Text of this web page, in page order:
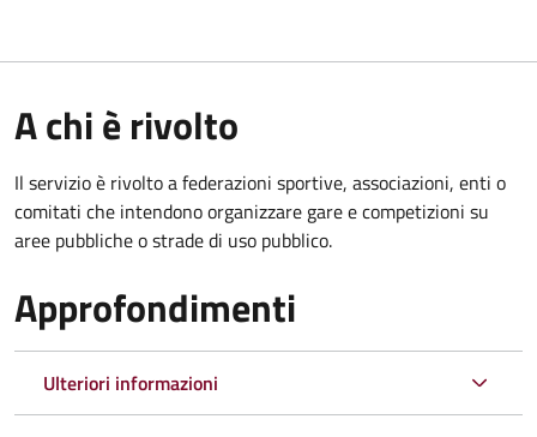
A chi è rivolto
Il servizio è rivolto a federazioni sportive, associazioni, enti o
comitati che intendono organizzare gare e competizioni su
aree pubbliche o strade di uso pubblico.
Approfondimenti
Ulteriori informazioni